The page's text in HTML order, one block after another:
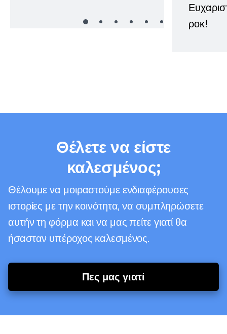
ροκ!
Θέλετε να είστε
καλεσμένος;
Θέλουμε να μοιραστούμε ενδιαφέρουσες
ιστορίες με την κοινότητα, να συμπληρώσετε
αυτήν τη φόρμα και να μας πείτε γιατί θα
ήσασταν υπέροχος καλεσμένος.
Πες μας γιατί